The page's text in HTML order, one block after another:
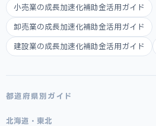
小売業の成長加速化補助金活用ガイド
卸売業の成長加速化補助金活用ガイド
建設業の成長加速化補助金活用ガイド
都道府県別ガイド
北海道・東北